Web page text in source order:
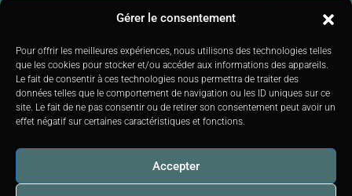
Gérer le consentement
Pour offrir les meilleures expériences, nous utilisons des technologies telles
que les cookies pour stocker et/ou accéder aux informations des appareils.
Le fait de consentir à ces technologies nous permettra de traiter des
données telles que le comportement de navigation ou les ID uniques sur ce
site. Le fait de ne pas consentir ou de retirer son consentement peut avoir un
effet négatif sur certaines caractéristiques et fonctions.
Accepter
IPI 510.425 – IPI 509.754 – IPI 512.791 – IPI : 520.171
IPI 519.992 (stagiaire)
Soumis aucode de déontologie IPI :http://ipi.be |Instance de
contrôle : IPI –Rue du Luxembourg 16B 1000 Bruxelles –